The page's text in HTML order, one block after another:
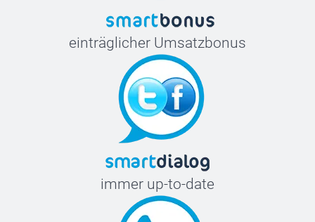
einträglicher Umsatzbonus
immer up-to-date